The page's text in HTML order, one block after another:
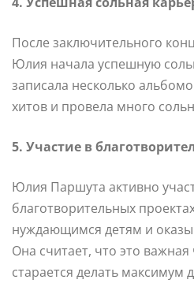
После заключительного
Юлия начала успешную
записала несколько
хитов и провела много
5. Участие в
Юлия Паршута активно
благотворительных
нуждающимся детям и
Она считает, что это
старается делать максимум